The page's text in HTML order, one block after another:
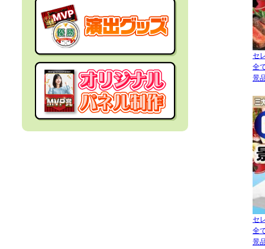
金運アップ！？景品
男性向け景品
女性向け景品
福利厚生・インセンティブ
結婚式の景品
忘年会の景品
セ
全
景
セ
全
景